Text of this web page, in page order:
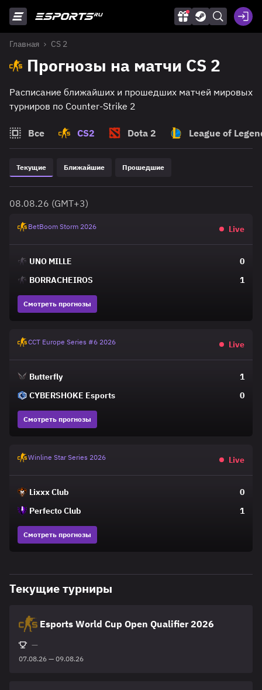
Главная CS 2
Прогнозы на матчи CS 2
Расписание ближайших и прошедших матчей мировых
турниров по Counter-Strike 2
Все CS2 Dota 2 League of
Текущие Ближайшие Прошедшие
08.08.26 (GMT+3)
BetBoom Storm 2026 Live
UNO MILLE
0
BORRACHEIROS
1
Смотреть прогнозы
CCT Europe Series #6 2026 Live
Butterfly
1
CYBERSHOKE Esports
0
Смотреть прогнозы
Winline Star Series 2026 Live
Lixxx Club
0
Perfecto Club
1
Смотреть прогнозы
Текущие турниры
Esports World Cup Open Qualifier 2026
—
07.08.26 — 09.08.26